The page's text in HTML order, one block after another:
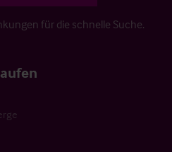
für die schnelle Suche.